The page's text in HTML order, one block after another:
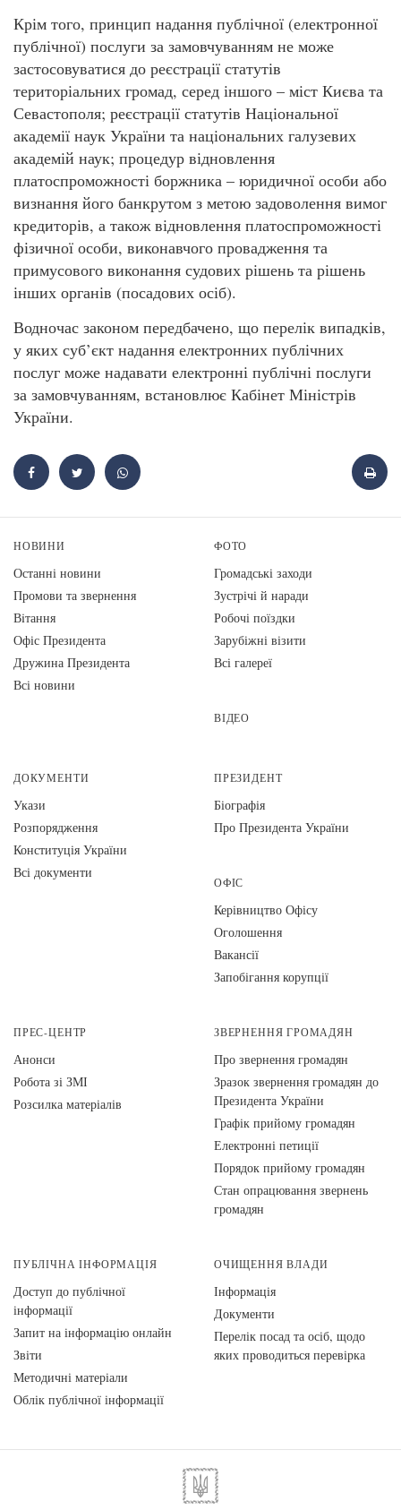
Крім того, принцип надання публічної (електронної
публічної) послуги за замовчуванням не може
застосовуватися до реєстрації статутів
територіальних громад, серед іншого – міст Києва та
Севастополя; реєстрації статутів Національної
академії наук України та національних галузевих
академій наук; процедур відновлення
платоспроможності боржника – юридичної особи або
визнання його банкрутом з метою задоволення вимог
кредиторів, а також відновлення платоспроможності
фізичної особи, виконавчого провадження та
примусового виконання судових рішень та рішень
інших органів (посадових осіб).
Водночас законом передбачено, що перелік випадків,
у яких суб’єкт надання електронних публічних
послуг може надавати електронні публічні послуги
за замовчуванням, встановлює Кабінет Міністрів
України.
НОВИНИ
Останні новини
Промови та звернення
Вiтання
Офіс Президента
Дружина Президента
Всі новини
ФОТО
Громадські заходи
Зустрічі й наради
Робочі поїздки
Зарубіжні візити
Всі галереї
ВІДЕО
ДОКУМЕНТИ
Укази
Розпорядження
Конституція України
Всі документи
ПРЕЗИДЕНТ
Біографія
Про Президента України
ОФІС
Керівництво Офісу
Оголошення
Вакансії
Запобігання корупції
ПРЕС-ЦЕНТР
Анонси
Робота зі ЗМІ
Розсилка матеріалів
ЗВЕРНЕННЯ ГРОМАДЯН
Про звернення громадян
Зразок звернення громадян до
Президента України
Графік прийому громадян
Електронні петиції
Порядок прийому громадян
Стан опрацювання звернень
громадян
ПУБЛІЧНА ІНФОРМАЦІЯ
Доступ до публічної
інформації
Запит на інформацію онлайн
Звіти
Методичні матеріали
Облік публічної інформації
ОЧИЩЕННЯ ВЛАДИ
Інформація
Документи
Перелік посад та осіб, щодо
яких проводиться перевірка